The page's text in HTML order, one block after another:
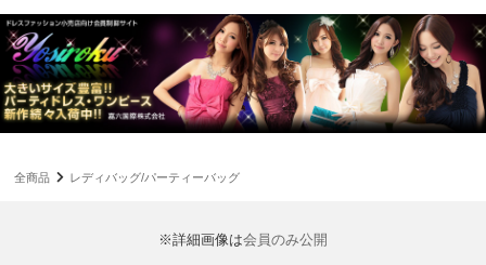
全商品 レディバッグ/パーティーバッグ
※詳細画像は会員のみ公開